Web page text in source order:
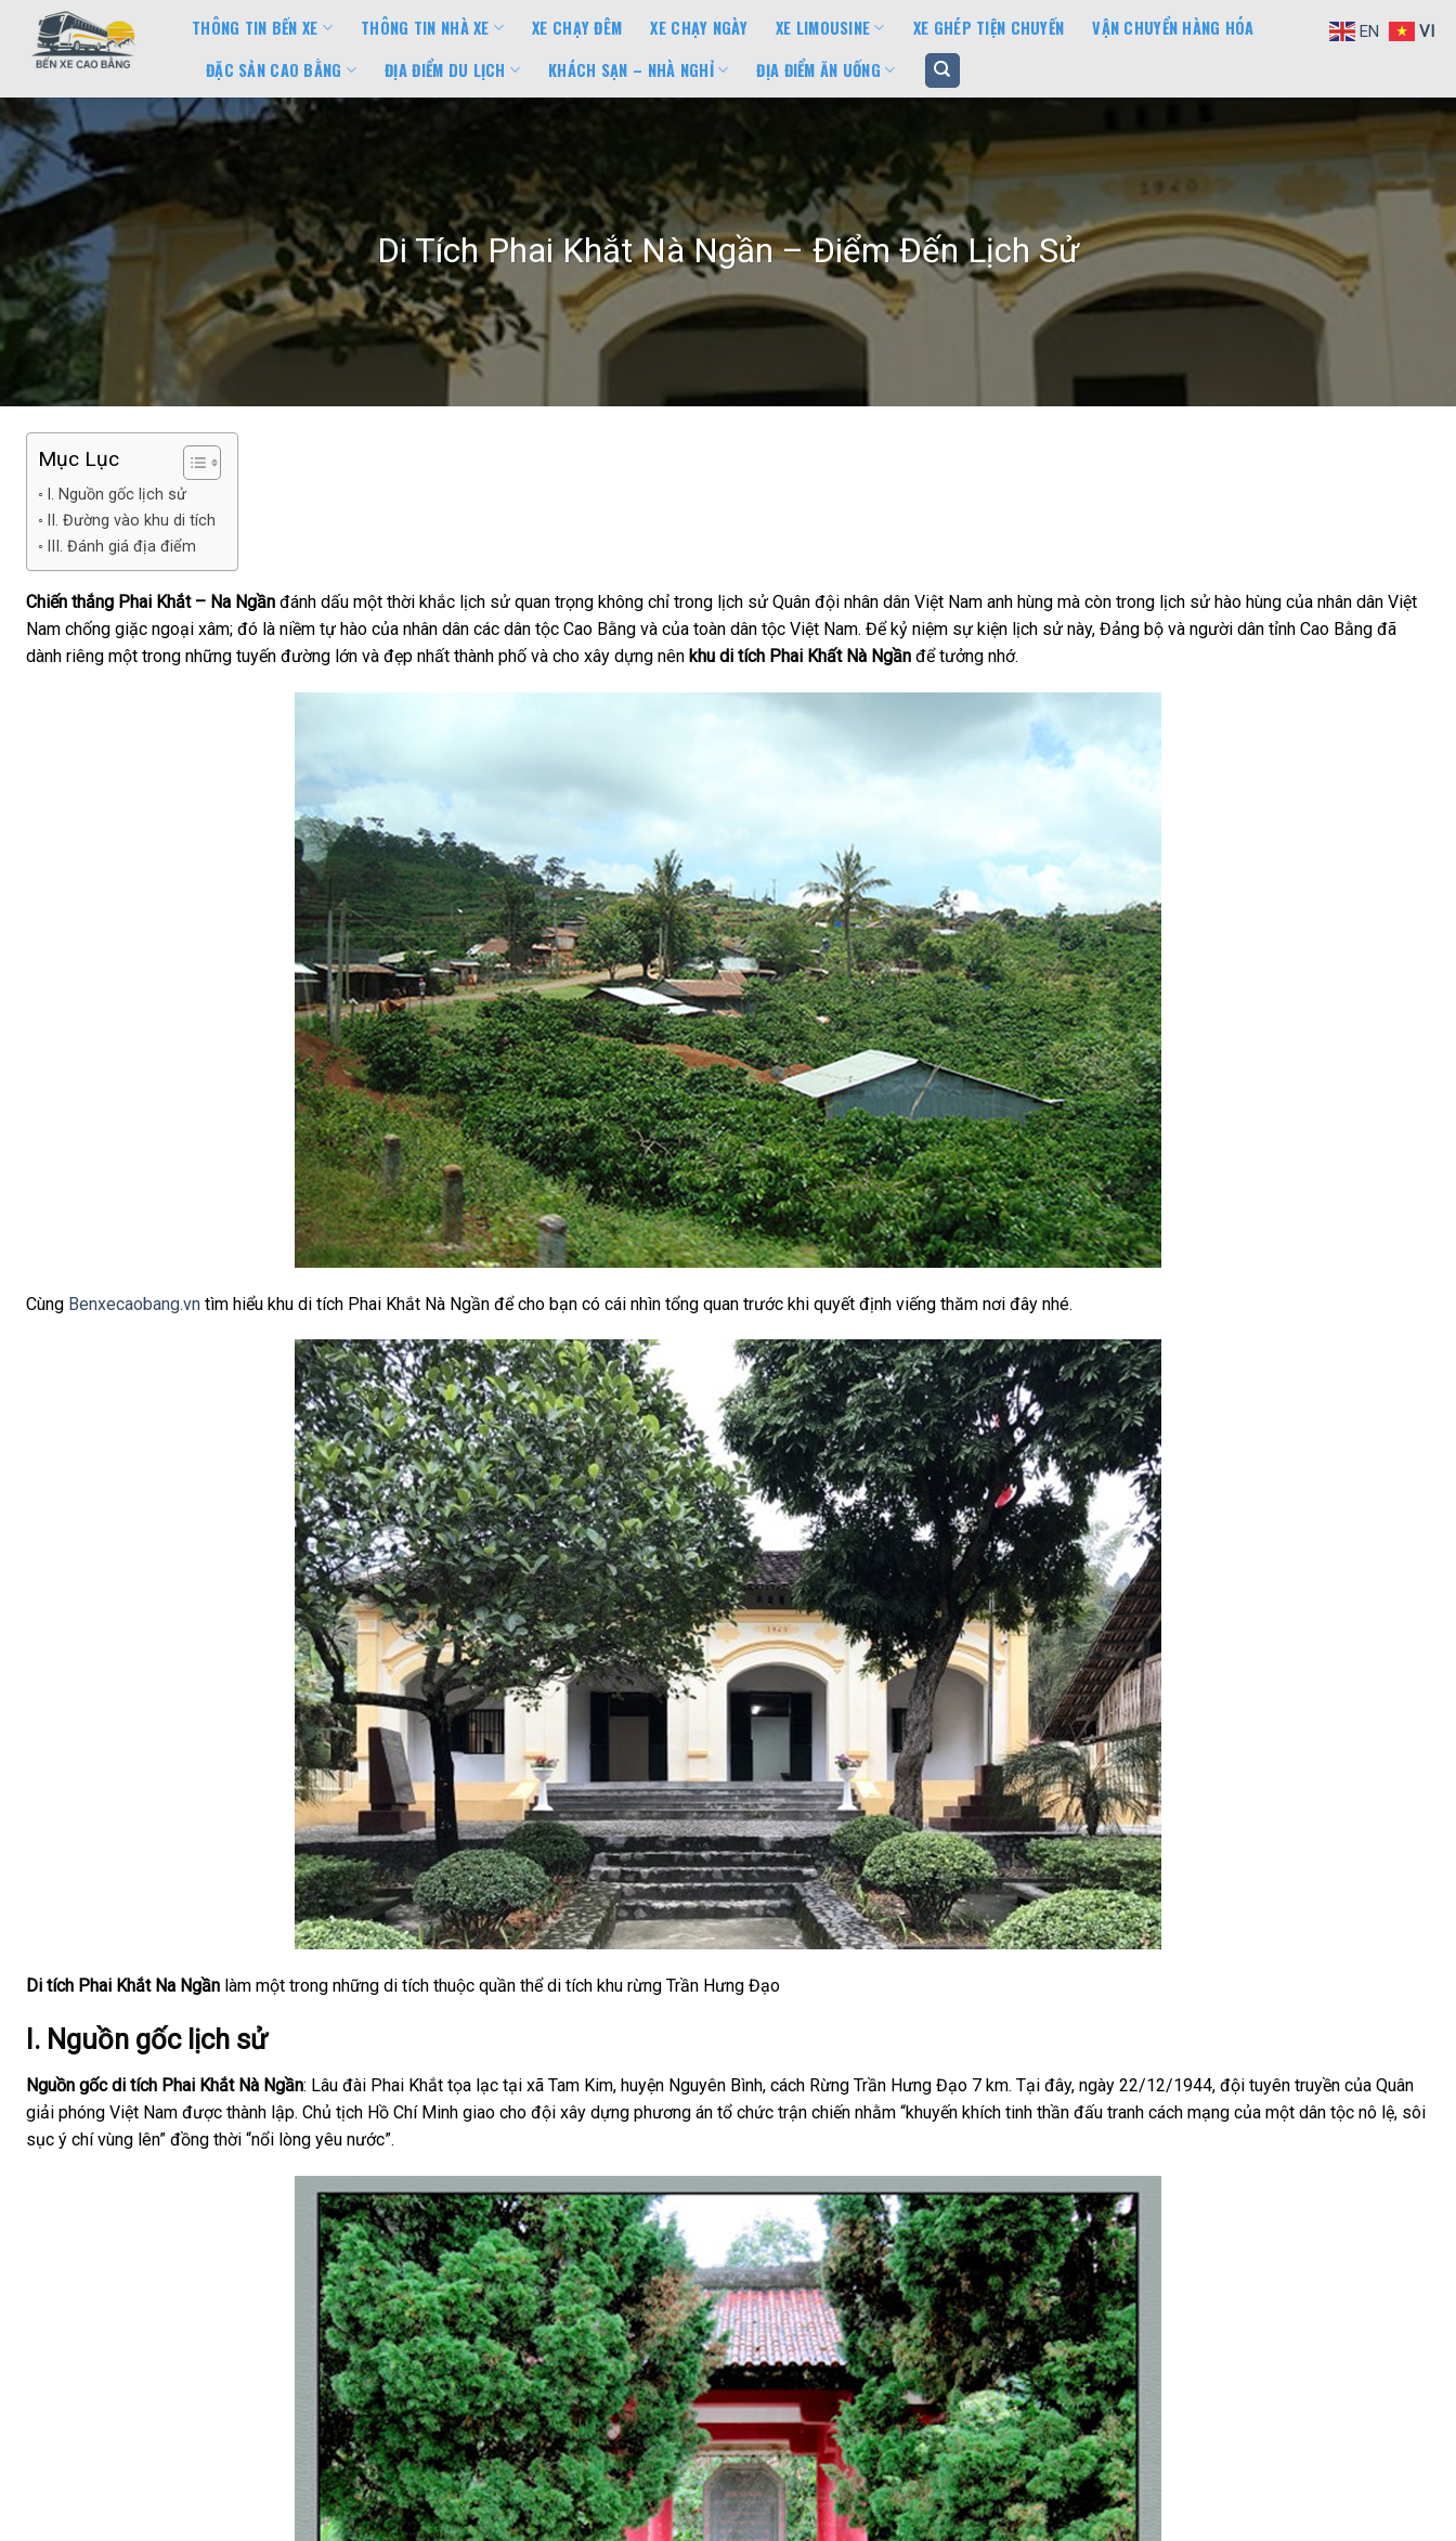
dung
THÔNG TIN BẾN XE THÔNG TIN NHÀ XE XE CHẠY ĐÊM XE CHẠY NGÀY XE LIMOUSINE XE GHÉP TIỆN CHUYẾN
VẬN CHUYỂN HÀNG HÓA
ĐẶC SẢN CAO BẰNG
ĐỊA ĐIỂM DU LỊCH KHÁCH SẠN – NHÀ NGHỈ ĐỊA ĐIỂM ĂN UỐNG
Di Tích Phai Khắt Nà Ngần – Điểm Đến Lịch Sử
Mục Lục
I. Nguồn gốc lịch sử
II. Đường vào khu di tích
III. Đánh giá địa điểm
Chiến thắng Phai Khắt – Na Ngần đánh dấu một thời khắc lịch sử quan trọng không chỉ trong lịch sử Quân đội nhân dân Việt Nam anh hùng mà còn trong lịch sử hào hùng của nhân dân Việt
Nam chống giặc ngoại xâm; đó là niềm tự hào của nhân dân các dân tộc Cao Bằng và của toàn dân tộc Việt Nam. Để kỷ niệm sự kiện lịch sử này, Đảng bộ và người dân tỉnh Cao Bằng đã
dành riêng một trong những tuyến đường lớn và đẹp nhất thành phố và cho xây dựng nên khu di tích Phai Khất Nà Ngần để tưởng nhớ.
Cùng Benxecaobang.vn tìm hiểu khu di tích Phai Khắt Nà Ngần để cho bạn có cái nhìn tổng quan trước khi quyết định viếng thăm nơi đây nhé.
Di tích Phai Khắt Na Ngần làm một trong những di tích thuộc quần thể di tích khu rừng Trần Hưng Đạo
I. Nguồn gốc lịch sử
Nguồn gốc di tích Phai Khắt Nà Ngần: Lâu đài Phai Khắt tọa lạc tại xã Tam Kim, huyện Nguyên Bình, cách Rừng Trần Hưng Đạo 7 km. Tại đây, ngày 22/12/1944, đội tuyên truyền của Quân
giải phóng Việt Nam được thành lập. Chủ tịch Hồ Chí Minh giao cho đội xây dựng phương án tổ chức trận chiến nhằm “khuyến khích tinh thần đấu tranh cách mạng của một dân tộc nô lệ, sôi
sục ý chí vùng lên” đồng thời “nổi lòng yêu nước”.
EN VI